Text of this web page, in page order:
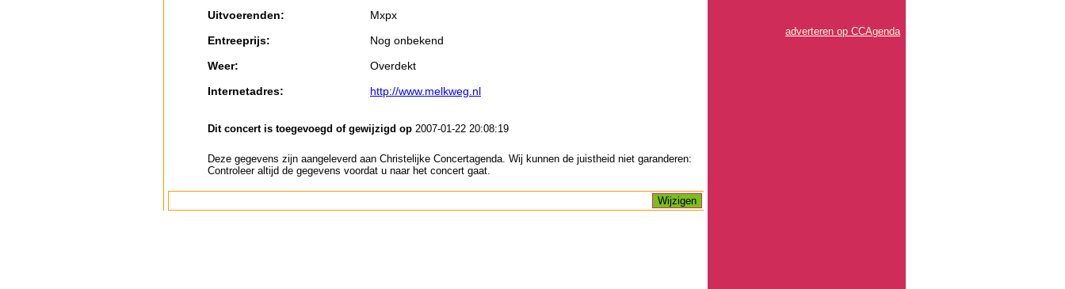
Uitvoerenden:
Mxpx
Entreeprijs:
Nog onbekend
Weer:
Overdekt
Internetadres:
http://www.melkweg.nl
Dit concert is toegevoegd of gewijzigd op 2007-01-22 20:08:19
Deze gegevens zijn aangeleverd aan Christelijke Concertagenda. Wij kunnen de juistheid niet garanderen:
Controleer altijd de gegevens voordat u naar het concert gaat.
adverteren op CCAgenda